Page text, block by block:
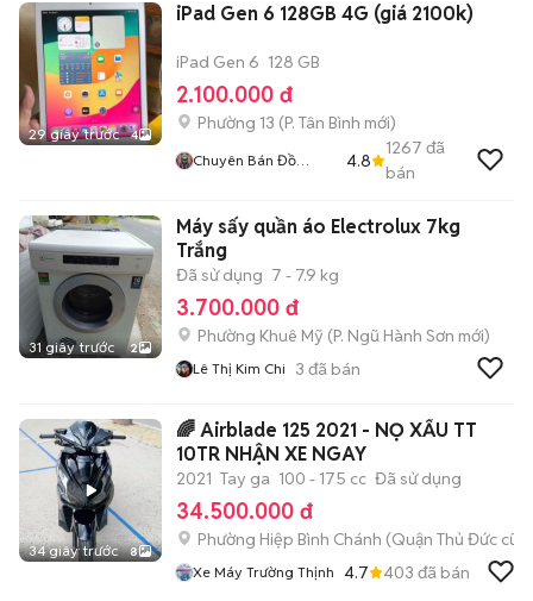
29 giây trước 4
iPad Gen 6 128GB 4G (giá 2100k)
iPad Gen 6 128 GB
2.100.000 đ
Phường 13 (P. Tân Bình mới)
Chuyên Bán Đồ
4.8
1267 đã
bán
31 giây trước 2
Máy sấy quần áo Electrolux 7kg
Trắng
Đã sử dụng 7 - 7.9 kg
3.700.000 đ
Phường Khuê Mỹ (P. Ngũ Hành Sơn mới)
Lê Thị Kim Chi 3 đã bán
34 giây trước 8
🌈 Airblade 125 2021 - NỌ XẤU TT
10TR NHẬN XE NGAY
2021 Tay ga 100 - 175 cc Đã sử dụng
34.500.000 đ
Phường Hiệp Bình Chánh (Quận Thủ Đức cũ)
Xe Máy Trường Thịnh 4.7 403 đã bán